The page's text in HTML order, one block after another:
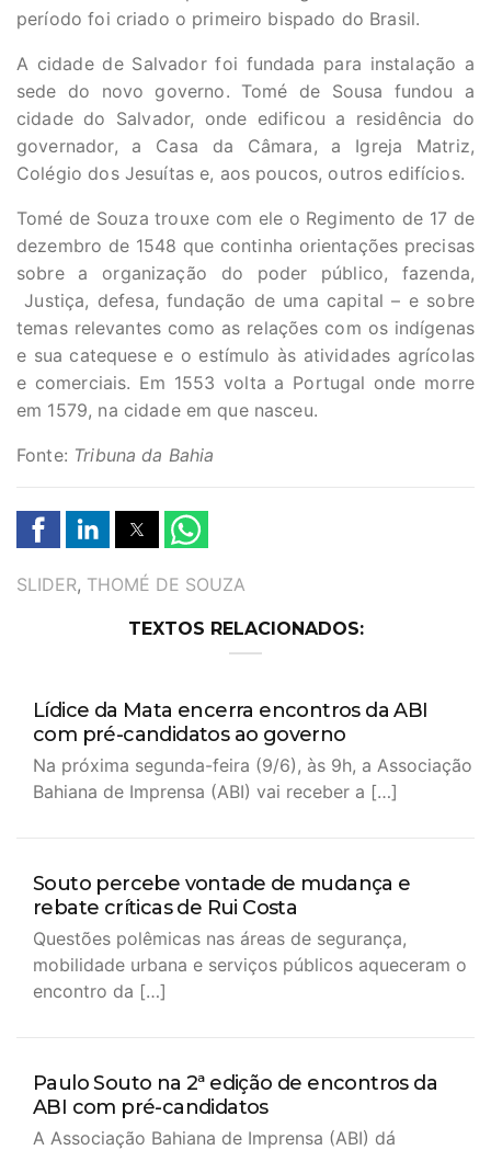
período foi criado o primeiro bispado do Brasil.
A cidade de Salvador foi fundada para instalação a
sede do novo governo. Tomé de Sousa fundou a
cidade do Salvador, onde edificou a residência do
governador, a Casa da Câmara, a Igreja Matriz,
Colégio dos Jesuítas e, aos poucos, outros edifícios.
Tomé de Souza trouxe com ele o Regimento de 17 de
dezembro de 1548 que continha orientações precisas
sobre a organização do poder público, fazenda,
Justiça, defesa, fundação de uma capital – e sobre
temas relevantes como as relações com os indígenas
e sua catequese e o estímulo às atividades agrícolas
e comerciais. Em 1553 volta a Portugal onde morre
em 1579, na cidade em que nasceu.
Fonte: Tribuna da Bahia
TAGS
SLIDER, THOMÉ DE SOUZA
TEXTOS RELACIONADOS:
Lídice da Mata encerra encontros da ABI
com pré-candidatos ao governo
Na próxima segunda-feira (9/6), às 9h, a Associação
Bahiana de Imprensa (ABI) vai receber a […]
Souto percebe vontade de mudança e
rebate críticas de Rui Costa
Questões polêmicas nas áreas de segurança,
mobilidade urbana e serviços públicos aqueceram o
encontro da […]
Paulo Souto na 2ª edição de encontros da
ABI com pré-candidatos
A Associação Bahiana de Imprensa (ABI) dá